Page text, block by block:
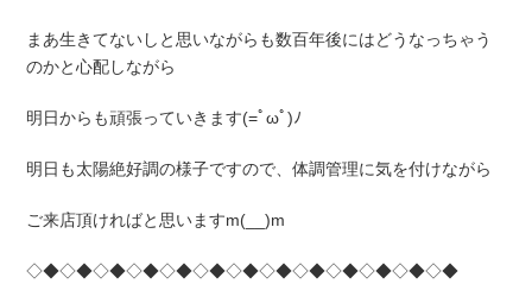
まあ生きてないしと思いながらも数百年後にはどうなっちゃう
のかと心配しながら
明日からも頑張っていきます(=ﾟωﾟ)ﾉ
明日も太陽絶好調の様子ですので、体調管理に気を付けながら
ご来店頂ければと思いますm(__)m
◇◆◇◆◇◆◇◆◇◆◇◆◇◆◇◆◇◆◇◆◇◆◇◆◇◆